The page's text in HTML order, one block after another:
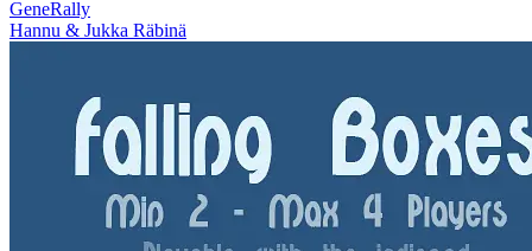
GeneRally
Hannu & Jukka Räbinä